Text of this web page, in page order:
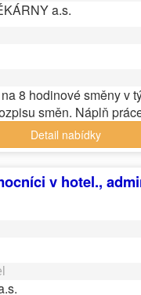
a.s.
8 hodinové směny v
směn. Náplň
Detail nabídky
v hotel.,